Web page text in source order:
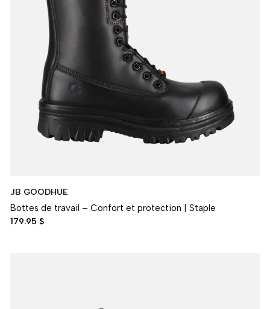
JB GOODHUE
Bottes de travail – Confort et protection | Staple
179.95 $